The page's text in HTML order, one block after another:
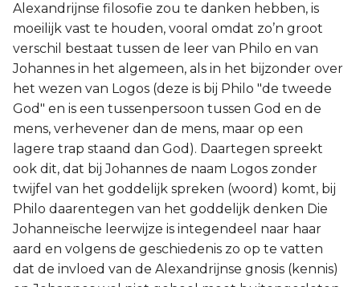
Alexandrijnse filosofie zou te danken hebben, is
moeilijk vast te houden, vooral omdat zo’n groot
verschil bestaat tussen de leer van Philo en van
Johannes in het algemeen, als in het bijzonder over
het wezen van Logos (deze is bij Philo "de tweede
God" en is een tussenpersoon tussen God en de
mens, verhevener dan de mens, maar op een
lagere trap staand dan God). Daartegen spreekt
ook dit, dat bij Johannes de naam Logos zonder
twijfel van het goddelijk spreken (woord) komt, bij
Philo daarentegen van het goddelijk denken Die
Johanneïsche leerwijze is integendeel naar haar
aard en volgens de geschiedenis zo op te vatten
dat de invloed van de Alexandrijnse gnosis (kennis)